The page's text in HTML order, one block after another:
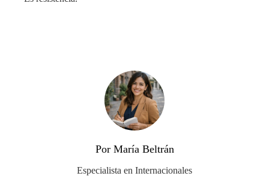
Por María Beltrán
Especialista en Internacionales